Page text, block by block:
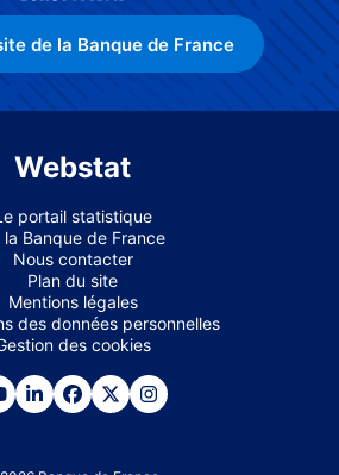
de la Banque de France
Webstat
portail statistique
la Banque de France
Nous contacter
Plan du site
Mentions légales
des données personnelles
des cookies